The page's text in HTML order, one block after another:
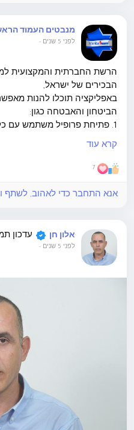
במשק.
מנבטים העמוד
לפני 5 שנים -
הרשת החברתית והמקצועית
הבכירים של ישראל,
באפליקציה תוכלו להנות
הביטחון והאבטחה כגון:
1. פתיחת פרופיל משתמש עם כל הגדרות הפרטיות.
2. יצירת קשרים וחיבורים עם חברי האתר.
4. זירת מסחר הספקים נותני שרות.
6. שליחת הודעות צ'אט מתוך האתר.
9. יומן אירועים ומפגשי מנב"טים.
11. אינדקס ספקים נותני שירות.
קרא עוד
7
אנא התחבר כדי לאהוב, לשתף
אלון חן עדכון
לפני 5 שנים -